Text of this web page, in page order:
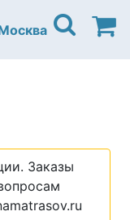
Заказы